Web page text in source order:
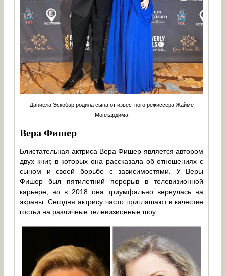
Даниела Эскобар родила сына от известного режиссёра Жайме
Монжардима
Вера Фишер
Блистательная актриса Вера Фишер является автором
двух книг, в которых она рассказала об отношениях с
сыном и своей борьбе с зависимостями. У Веры
Фишер был пятилетний перерыв в телевизионной
карьере, но в 2018 она триумфально вернулась на
экраны. Сегодня актрису часто приглашают в качестве
гостьи на различные телевизионные шоу.